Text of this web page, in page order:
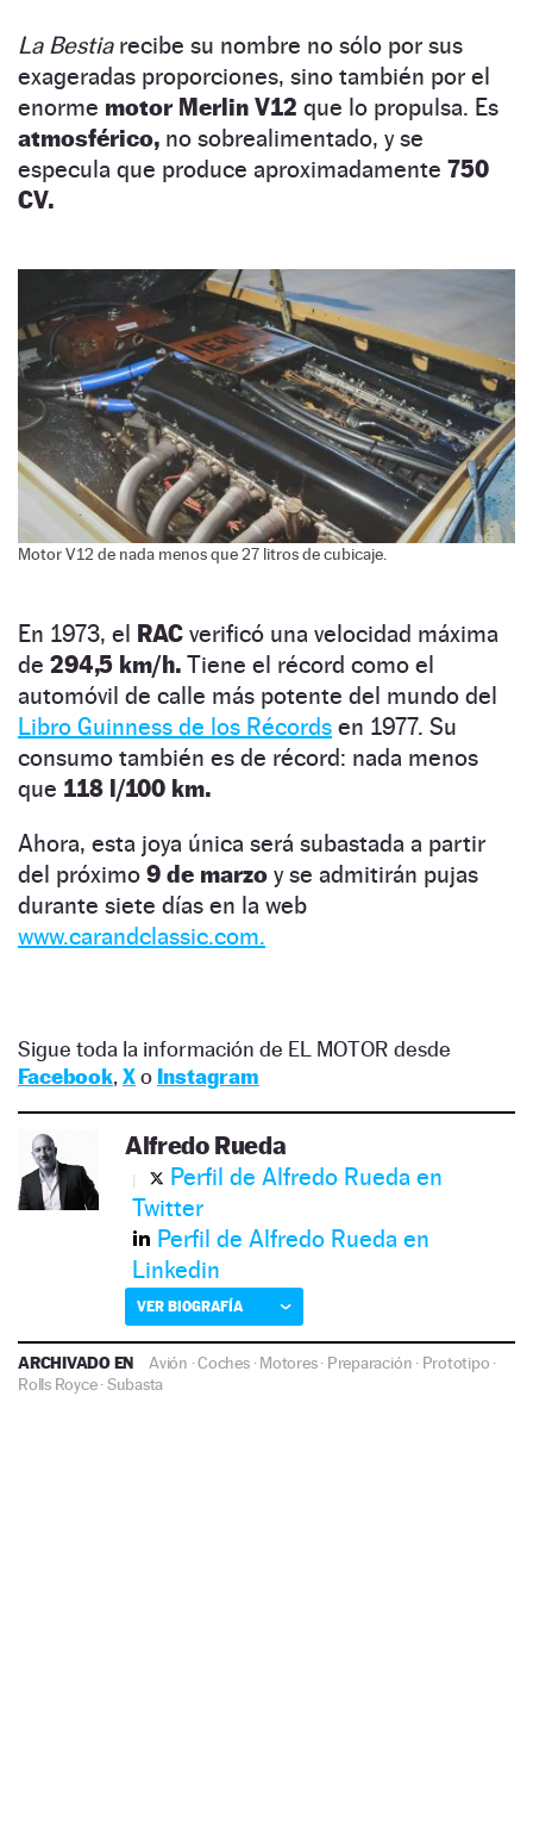
La Bestiarecibe su nombre no sólo por sus
exageradas proporciones, sino también por el
enorme motor Merlin V12 que lo propulsa. Es
atmosférico, no sobrealimentado, y se
especula que produce aproximadamente 750
CV.
Motor V12 de nada menos que 27 litros de cubicaje.
En 1973, el RAC verificó una velocidad máxima
de 294,5 km/h. Tiene el récord como el
automóvil de calle más potente del mundo del
Libro Guinness de los Récords en 1977. Su
consumo también es de récord: nada menos
que 118 l/100 km.
Ahora, esta joya única será subastada a partir
del próximo 9 de marzo y se admitirán pujas
durante siete días en la web
www.carandclassic.com.
Sigue toda la información de EL MOTOR desde
Facebook, Xo Instagram
Alfredo Rueda
Perfil de Alfredo Rueda en
Twitter
Perfil de Alfredo Rueda en
Linkedin
VER BIOGRAFÍA
ARCHIVADO EN Avión ·Coches·Motores· Preparación · Prototipo ·
Rolls Royce·Subasta